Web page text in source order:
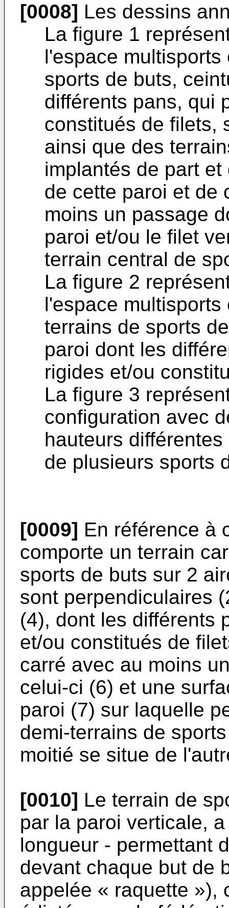
[0008] Les dessins
La figure 1
l'espace
sports de buts,
différents pans, qui
constitués de filets,
ainsi que des
implantés de part
de cette paroi et de
moins un passage
paroi et/ou le filet
terrain central de
La figure 2
l'espace
terrains de sports
paroi dont les
rigides et/ou
La figure 3
configuration avec
hauteurs
de plusieurs sports
[0009] En référence à
comporte un terrain
sports de buts sur 2
sont perpendiculaires
(4), dont les différents
et/ou constitués de
carré avec au moins
celui-ci (6) et une
paroi (7) sur laquelle
demi-terrains de
moitié se situe de
[0010] Le terrain de
par la paroi verticale,
longueur - permettant
devant chaque but de
appelée « raquette »),